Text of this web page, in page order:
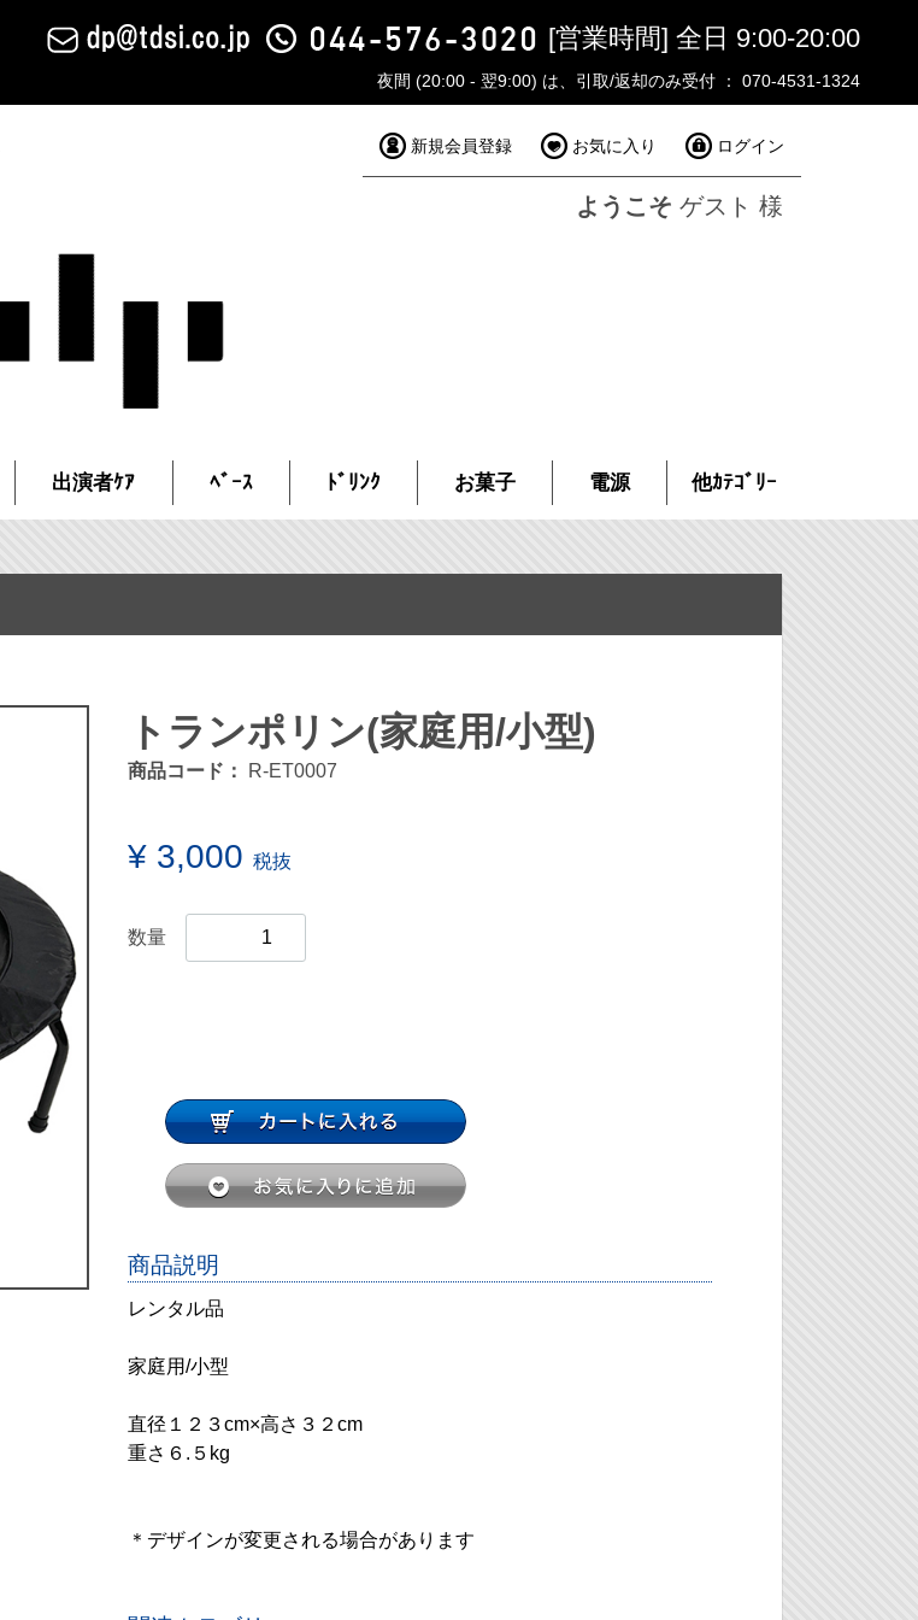
[営業時間] 全日 9:00-20:00
夜間 (20:00 - 翌9:00) は、引取/返却のみ受付 ： 070-4531-1324
新規会員登録 お気に入り ログイン
ようこそ ゲスト 様
他ｶﾃｺﾞﾘｰ
出演者ｹｱ ﾍﾞｰｽ ﾄﾞﾘﾝｸ お菓子 電源
トランポリン(家庭用/小型)
商品コード： R-ET0007
¥ 3,000 税抜
数量
商品説明
レンタル品
家庭用/小型
直径１２３cm×高さ３２cm
重さ６.５kg
＊デザインが変更される場合があります